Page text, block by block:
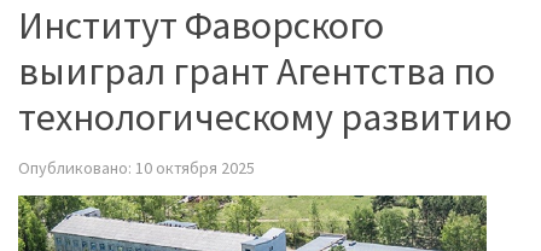
Институт Фаворского
выиграл грант Агентства по
технологическому развитию
Опубликовано: 10 октября 2025